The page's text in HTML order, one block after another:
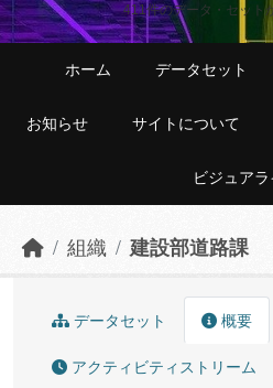
411件のデータ・セット
ホーム データセット
お知らせ サイトについて
ビジュア
組織 建設部道路課
データセット 概要
アクティビティストリーム